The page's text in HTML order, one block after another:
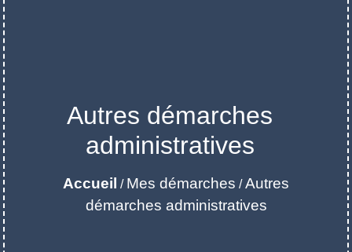
Autres démarches
administratives
Accueil / Mes démarches /Autres
démarches administratives